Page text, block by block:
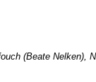
(Beate